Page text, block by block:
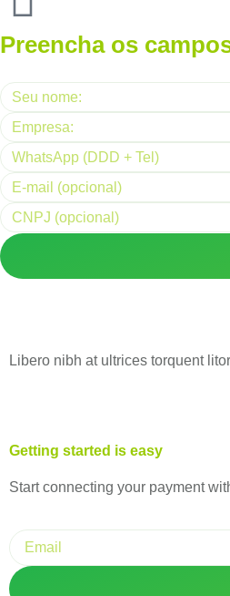
Preencha os
Libero nibh at ultrices torquent
Getting started is easy
Start connecting your payment